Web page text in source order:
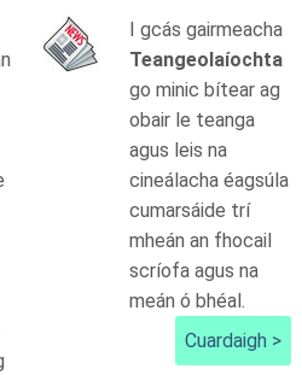
I gcás gairmeacha
Teangeolaíochta
go minic bítear ag
obair le teanga
agus leis na
cineálacha éagsúla
cumarsáide trí
mheán an fhocail
scríofa agus na
meán ó bhéal.
Cuardaigh >